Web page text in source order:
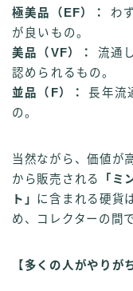
極美品（EF）：
わ
が良いもの。
美品（VF）：
流通
認められるもの。
並品（F）：
長年流
の。
当然ながら、価値が
から販売される
「ミ
ト」 に含まれる硬貨
め、コレクターの間
【多くの人がやりが